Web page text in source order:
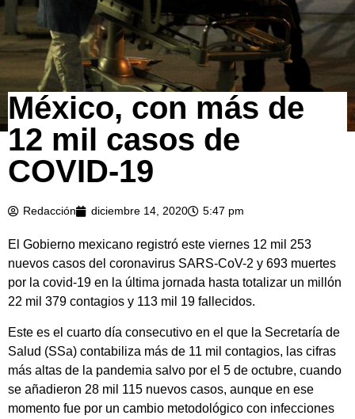
México, con más de
12 mil casos de
COVID-19
Redacción diciembre 14, 2020 5:47 pm
El Gobierno mexicano registró este viernes 12 mil 253
nuevos casos del coronavirus SARS-CoV-2 y 693 muertes
por la covid-19 en la última jornada hasta totalizar un millón
22 mil 379 contagios y 113 mil 19 fallecidos.
Este es el cuarto día consecutivo en el que la Secretaría de
Salud (SSa) contabiliza más de 11 mil contagios, las cifras
más altas de la pandemia salvo por el 5 de octubre, cuando
se añadieron 28 mil 115 nuevos casos, aunque en ese
momento fue por un cambio metodológico con infecciones